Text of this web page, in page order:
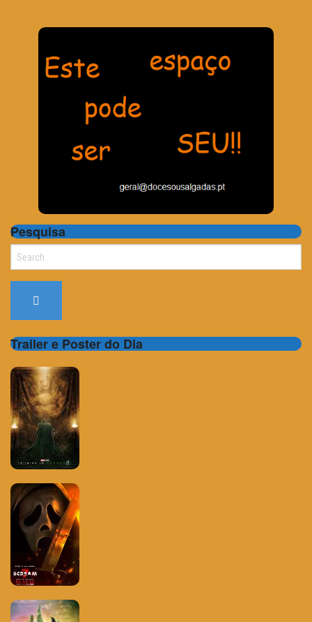
Pesquisa
Search
Trailer e Poster do Dia